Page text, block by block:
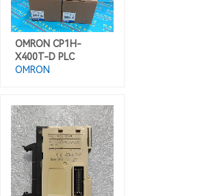
OMRON CP1H-
X400T-D PLC
OMRON